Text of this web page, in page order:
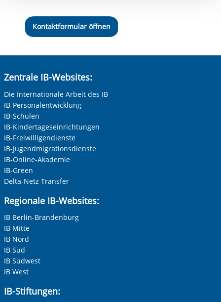
Kontaktformular öffnen
Zentrale IB-Websites:
Die Internationale Arbeit des IB
IB-Personalentwicklung
IB-Schulen
IB-Kindertageseinrichtungen
IB-Freiwilligendienste
IB-Jugendmigrationsdienste
IB-Online-Akademie
IB-Green
Delta-Netz Transfer
Regionale IB-Websites:
IB Berlin-Brandenburg
IB Mitte
IB Nord
IB Süd
IB Südwest
IB West
IB-Stiftungen: